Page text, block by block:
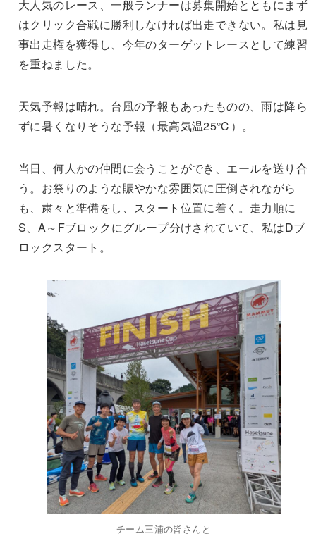
大人気のレース、一般ランナーは募集開始とともにまず
はクリック合戦に勝利しなければ出走できない。私は見
事出走権を獲得し、今年のターゲットレースとして練習
を重ねました。
天気予報は晴れ。台風の予報もあったものの、雨は降ら
ずに暑くなりそうな予報（最高気温25℃）。
当日、何人かの仲間に会うことができ、エールを送り合
う。お祭りのような賑やかな雰囲気に圧倒されながら
も、粛々と準備をし、スタート位置に着く。走力順に
S、A～Fブロックにグループ分けされていて、私はDブ
ロックスタート。
チーム三浦の皆さんと